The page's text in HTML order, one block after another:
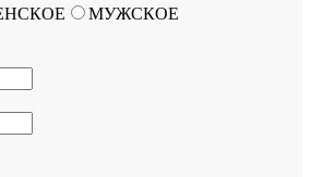
МУЖСКОЕ